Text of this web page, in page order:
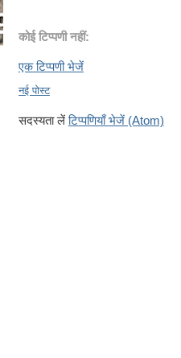
कोई टिप्पणी नहीं:
एक टिप्पणी भेजें
नई पोस्ट
सदस्यता लेंटिप्पणियाँ भेजें (Atom)